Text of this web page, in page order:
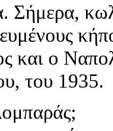
Σήμερα,
και ο
του 1935.